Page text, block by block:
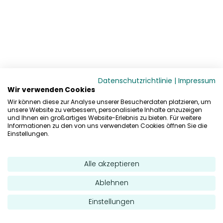
Datenschutzrichtlinie | Impressum
Wir verwenden Cookies
Wir können diese zur Analyse unserer Besucherdaten platzieren, um
unsere Website zu verbessern, personalisierte Inhalte anzuzeigen
und Ihnen ein großartiges Website-Erlebnis zu bieten. Für weitere
Informationen zu den von uns verwendeten Cookies öffnen Sie die
Einstellungen.
Alle akzeptieren
Ablehnen
Einstellungen